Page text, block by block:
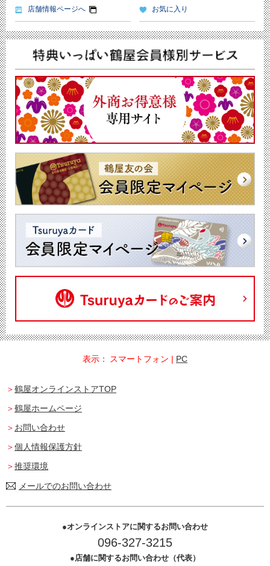
店舗情報ページへ お気に入り
表示： スマートフォン | PC
鶴屋オンラインストアTOP
鶴屋ホームページ
お問い合わせ
個人情報保護方針
推奨環境
メールでのお問い合わせ
オンラインストアに関するお問い合わせ
096-327-3215
店舗に関するお問い合わせ（代表）